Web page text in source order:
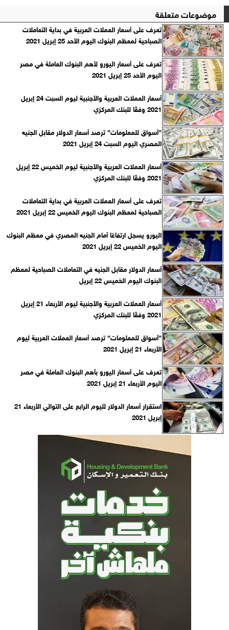
موضوعات متعلقة
تعرف على أسعار العملات العربية في بداية التعاملات
الصباحية لمعظم البنوك اليوم الأحد 25 إبريل 2021
تعرف على أسعار اليورو لأهم البنوك العاملة في مصر
اليوم الأحد 25 إبريل 2021
أسعار العملات العربية والأجنبية ليوم السبت 24 إبريل
2021 وفقًا للبنك المركزي‎
”أسواق للمعلومات” ترصد أسعار الدولار مقابل الجنيه
المصري اليوم السبت 24 إبريل 2021
أسعار العملات العربية والأجنبية ليوم الخميس 22 إبريل
2021 وفقًا للبنك المركزي‎
تعرف على أسعار العملات العربية في بداية التعاملات
الصباحية لمعظم البنوك اليوم الخميس 22 إبريل 2021
اليورو يسجل ارتفاعًا أمام الجنيه المصري في معظم البنوك
اليوم الخميس 22 إبريل 2021
أسعار الدولار مقابل الجنيه في التعاملات الصباحية لمعظم
البنوك اليوم الخميس 22 إبريل
أسعار العملات العربية والأجنبية ليوم الأربعاء 21 إبريل
2021 وفقًا للبنك المركزي‎
”أسواق للمعلومات” ترصد أسعار العملات العربية ليوم
الأربعاء 21 إبريل 2021
تعرف على أسعار اليورو بأهم البنوك العاملة في مصر
اليوم الأربعاء 21 إبريل 2021
استقرار أسعار الدولار لليوم الرابع على التوالي الأربعاء 21
إبريل 2021